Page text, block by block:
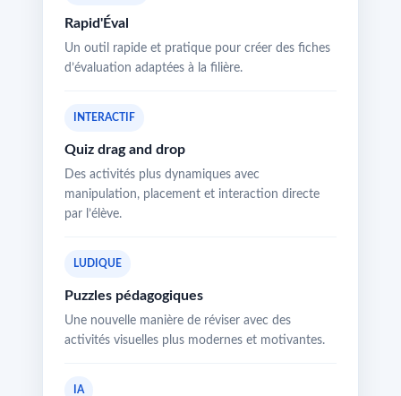
Rapid'Éval
Un outil rapide et pratique pour créer des fiches
d’évaluation adaptées à la filière.
INTERACTIF
Quiz drag and drop
Des activités plus dynamiques avec
manipulation, placement et interaction directe
par l’élève.
LUDIQUE
Puzzles pédagogiques
Une nouvelle manière de réviser avec des
activités visuelles plus modernes et motivantes.
IA